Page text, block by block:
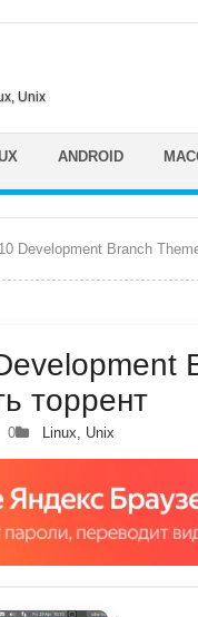
Unix
ANDROID
Development Branch
торрент
0 Linux, Unix